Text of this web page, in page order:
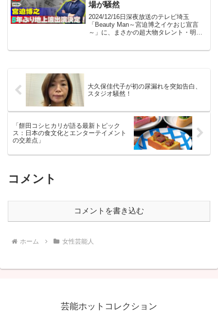
場が騒然
2024/12/16日深夜放送のテレビ埼玉
「Beauty Man～宮迫博之イケおじ宣言
～」に、まさかの超大物タレント・明石
大久保佳代子が初の尿漏れを突如告白、
スタジオ騒然！
「餅田コシヒカリが語る最新トピック
ス：日本の食文化とエンターテイメント
の交差点」
コメント
コメントを書き込む
ホーム 女性芸能人
芸能ホットコレクション